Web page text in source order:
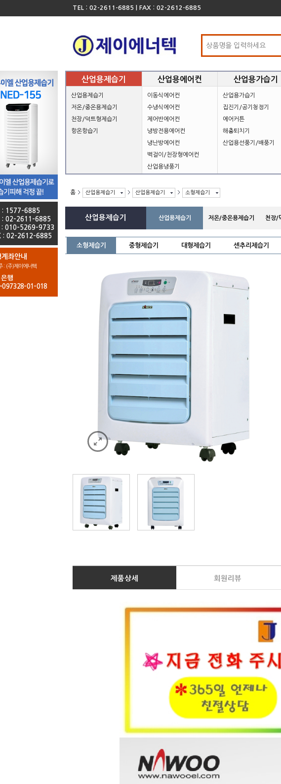
TEL : 02-2611-6885 | FAX : 02-2612-6885
: 1577-6885
: 02-2611-6885
: 010-5269-9733
: 02-2612-6885
좌안내
: (주)제이에너텍
행
097328-01-018
산업용제습기
산업용제습기
저온/중온용제습기
천장/덕트형제습기
항온항습기
산업용에어컨
이동식에어컨
수냉식에어컨
제어반에어컨
냉방전용에어컨
냉난방에어컨
벽걸이/천장형에어컨
산업용냉풍기
산업용가습기
산업용가습기
집진기/공기청정기
에어커튼
해충퇴치기
산업용선풍기/배풍기
홈 산업용제습기 산업용제습기 소형제습기
산업용제습기 산업용제습기 저온/중온용제습기 천장/
소형제습기 중형제습기 대형제습기 센추리제습기
제품상세 회원리뷰